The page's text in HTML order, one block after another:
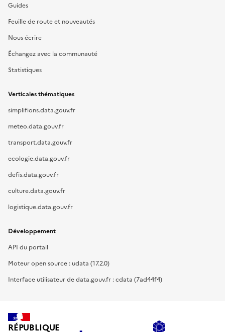
Guides
Feuille de route et nouveautés
Nous écrire
Échangez avec la communauté
Statistiques
Verticales thématiques
simplifions.data.gouv.fr
meteo.data.gouv.fr
transport.data.gouv.fr
ecologie.data.gouv.fr
defis.data.gouv.fr
culture.data.gouv.fr
logistique.data.gouv.fr
Développement
API du portail
Moteur open source : udata (17.2.0)
Interface utilisateur de data.gouv.fr : cdata (7ad44f4)
RÉPUBLIQUE